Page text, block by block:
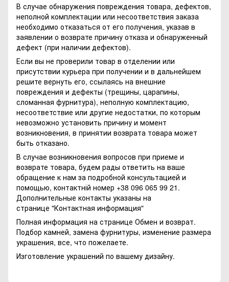
В случае обнаружения повреждения товара, дефектов,
неполной комплектации или несоответствия заказа
необходимо отказаться от его получения, указав в
заявлении о возврате причину отказа и обнаруженный
дефект (при наличии дефектов).
Если вы не проверили товар в отделении или
присутствии курьера при получении и в дальнейшем
решите вернуть его, ссылаясь на внешние
повреждения и дефекты (трещины, царапины,
сломанная фурнитура), неполную комплектацию,
несоответствие или другие недостатки, по которым
невозможно установить причину и момент
возникновения, в принятии возврата товара может
быть отказано.
В случае возникновения вопросов при приеме и
возврате товара, будем рады ответить на ваше
обращение к нам за подробной консультацией и
помощью, контактній номер +38 096 065 99 21.
Дополнительные контакты указаны на
странице "Контактная информация"
Полная информация на странице Обмен и возврат.
Подбор камней, замена фурнитуры, изменение размера
украшения, все, что пожелаете.
Изготовление украшений по вашему дизайну.